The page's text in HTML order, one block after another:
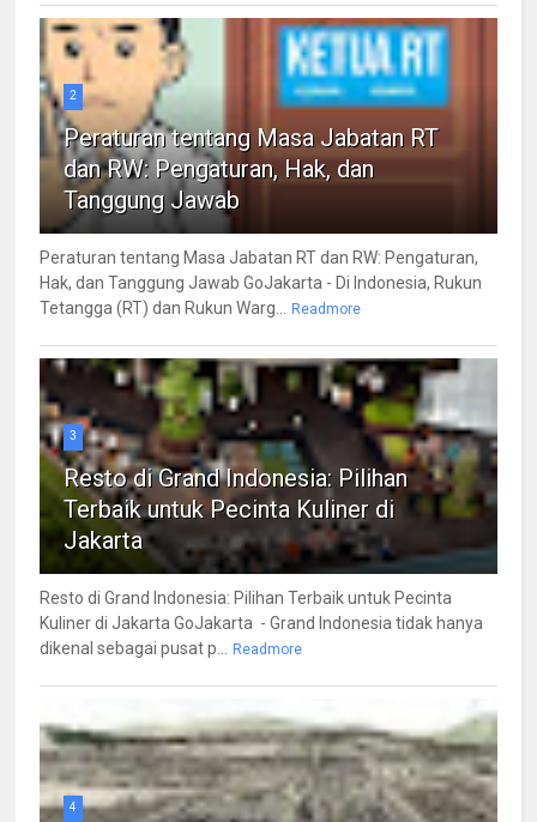
2
Peraturan tentang Masa Jabatan RT
dan RW: Pengaturan, Hak, dan
Tanggung Jawab
Peraturan tentang Masa Jabatan RT dan RW: Pengaturan,
Hak, dan Tanggung Jawab GoJakarta - Di Indonesia, Rukun
Tetangga (RT) dan Rukun Warg... Readmore
3
Resto di Grand Indonesia: Pilihan
Terbaik untuk Pecinta Kuliner di
Jakarta
Resto di Grand Indonesia: Pilihan Terbaik untuk Pecinta
Kuliner di Jakarta GoJakarta - Grand Indonesia tidak hanya
dikenal sebagai pusat p... Readmore
4